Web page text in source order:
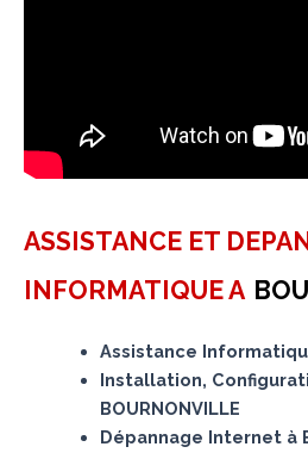
ASSISTANCE ET
INFORMATIQUE A
Assistance
Installation,
BOURNONVILLE
Dépannage Internet à